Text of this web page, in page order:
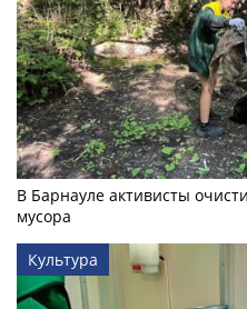
В Барнауле активисты
мусора
Культура